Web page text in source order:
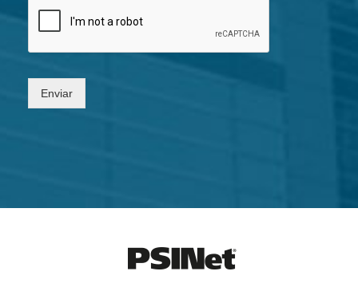
Enviar